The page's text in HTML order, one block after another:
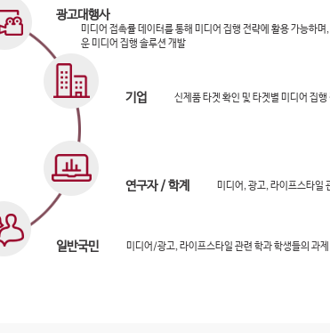
광고대행사
미디어 접촉률 데이터를 통해 미디어 집행 전략에 활용 가능하
운 미디어 집행 솔루션 개발
기업 신제품 타겟 확인 및 타겟별 미디어 집행
연구자 / 학계 미디어, 광고, 라이프스타일
일반국민 미디어/광고, 라이프스타일 관련 학과 학생들의 과